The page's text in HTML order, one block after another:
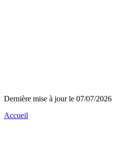
Dernière mise à jour le 07/07/2026
Accueil